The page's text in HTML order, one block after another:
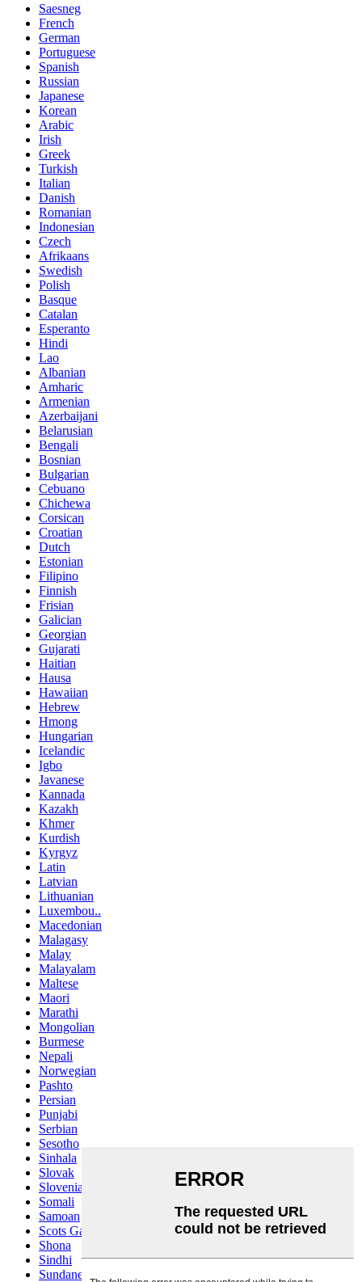
Saesneg
French
German
Portuguese
Spanish
Russian
Japanese
Korean
Arabic
Irish
Greek
Turkish
Italian
Danish
Romanian
Indonesian
Czech
Afrikaans
Swedish
Polish
Basque
Catalan
Esperanto
Hindi
Lao
Albanian
Amharic
Armenian
Azerbaijani
Belarusian
Bengali
Bosnian
Bulgarian
Cebuano
Chichewa
Corsican
Croatian
Dutch
Estonian
Filipino
Finnish
Frisian
Galician
Georgian
Gujarati
Haitian
Hausa
Hawaiian
Hebrew
Hmong
Hungarian
Icelandic
Igbo
Javanese
Kannada
Kazakh
Khmer
Kurdish
Kyrgyz
Latin
Latvian
Lithuanian
Luxembou..
Macedonian
Malagasy
Malay
Malayalam
Maltese
Maori
Marathi
Mongolian
Burmese
Nepali
Norwegian
Pashto
Persian
Punjabi
Serbian
Sesotho
Sinhala
Slovak
Slovenian
Somali
Samoan
Scots Gaelic
Shona
Sindhi
Sundanese